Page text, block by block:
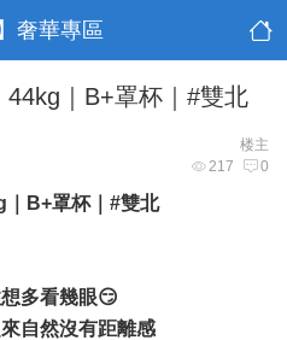
奢華專區
｜B+罩杯｜#雙北
楼主
217 0
B+罩杯｜#雙北
多看幾眼😏
自然沒有距離感